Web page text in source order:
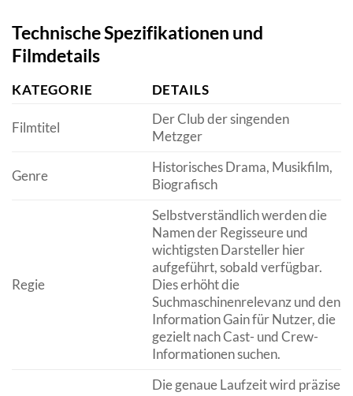
Technische Spezifikationen und
Filmdetails
KATEGORIE DETAILS
Filmtitel
Der Club der singenden
Metzger
Genre
Historisches Drama, Musikfilm,
Biografisch
Regie
Selbstverständlich werden die
Namen der Regisseure und
wichtigsten Darsteller hier
aufgeführt, sobald verfügbar.
Dies erhöht die
Suchmaschinenrelevanz und den
Information Gain für Nutzer, die
gezielt nach Cast- und Crew-
Informationen suchen.
Die genaue Laufzeit wird präzise